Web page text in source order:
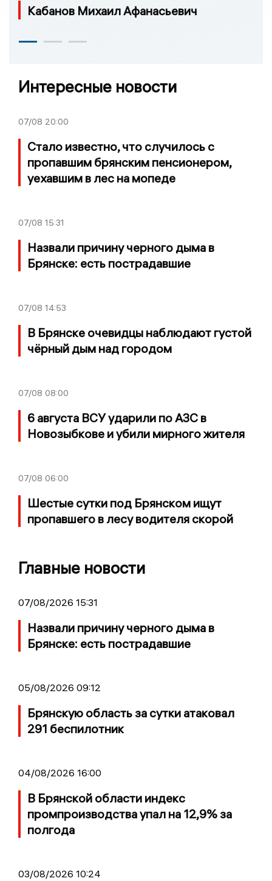
Кабанов Михаил Афанасьевич
Интересные новости
07/08 20:00
Стало известно, что случилось с
пропавшим брянским пенсионером,
уехавшим в лес на мопеде
07/08 15:31
Назвали причину черного дыма в
Брянске: есть пострадавшие
07/08 14:53
В Брянске очевидцы наблюдают густой
чёрный дым над городом
07/08 08:00
6 августа ВСУ ударили по АЗС в
Новозыбкове и убили мирного жителя
07/08 06:00
Шестые сутки под Брянском ищут
пропавшего в лесу водителя скорой
Главные новости
07/08/2026 15:31
Назвали причину черного дыма в
Брянске: есть пострадавшие
05/08/2026 09:12
Брянскую область за сутки атаковал
291 беспилотник
04/08/2026 16:00
В Брянской области индекс
промпроизводства упал на 12,9% за
полгода
03/08/2026 10:24